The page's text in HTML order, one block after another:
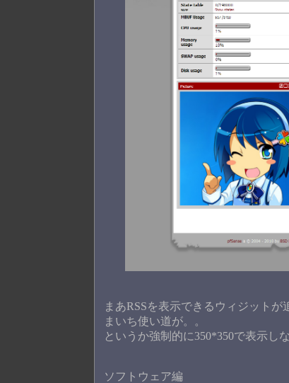
まあRSSを表示できるウィジット
まいち使い道が。。
というか強制的に350*350で表示し
ソフトウェア編